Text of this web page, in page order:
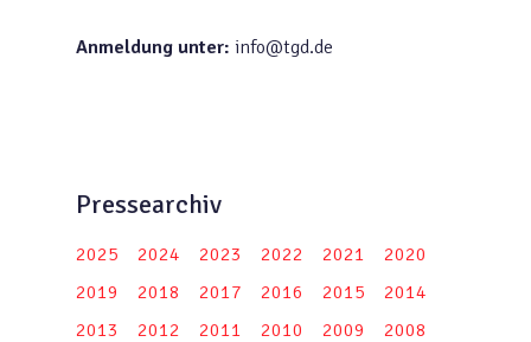
Anmeldung unter: info@tgd.de
Pressearchiv
2025 2024 2023 2022 2021
2020
2019
2018 2017 2016 2015
2014
2013
2012 2011 2010 2009
2008